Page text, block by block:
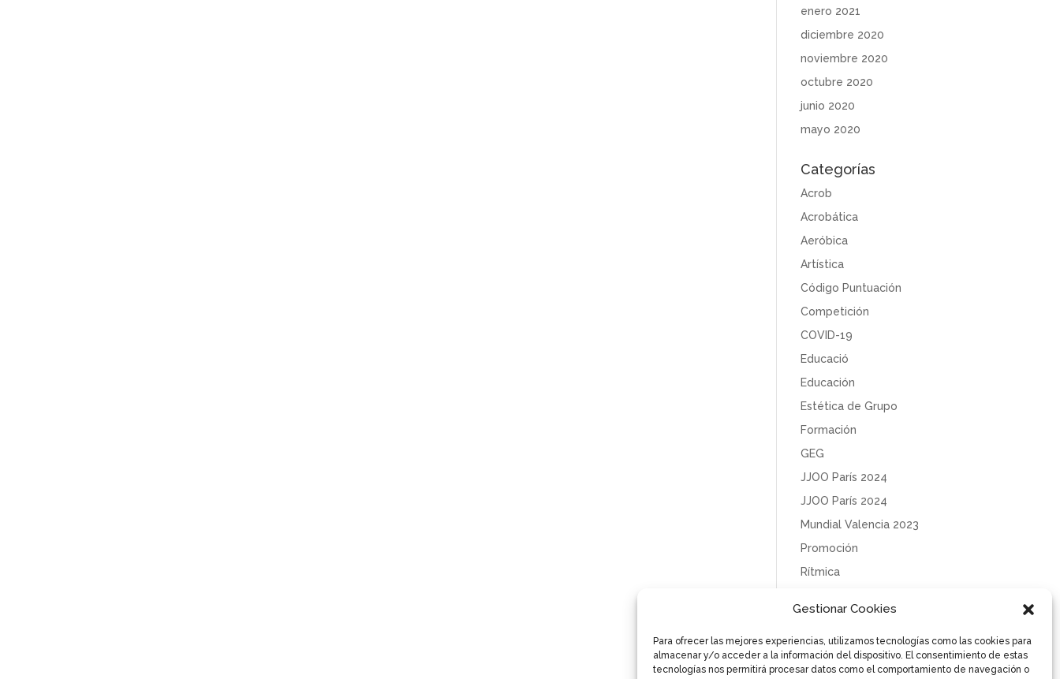
Gestionar Cookies
Para ofrecer las mejores experiencias, utilizamos tecnologías como las cookies para
almacenar y/o acceder a la información del dispositivo. El consentimiento de estas
tecnologías nos permitirá procesar datos como el comportamiento de navegación o
enero 2021
diciembre 2020
noviembre 2020
octubre 2020
junio 2020
mayo 2020
Categorías
Acrob
Acrobática
Aeróbica
Artística
Código Puntuación
Competición
COVID-19
Educació
Educación
Estética de Grupo
Formación
GEG
JJOO París 2024
JJOO París 2024
Mundial Valencia 2023
Promoción
Rítmica
Tecnificación
Uncategorized